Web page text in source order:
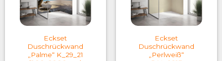
Eckset
Duschrückwand
„Palme“ K_29_21
Eckset
Duschrückwand
„Perlweiß“